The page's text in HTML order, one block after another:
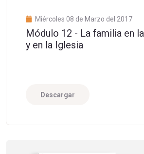
Miércoles 08 de Marzo del 2017
Módulo 12 - La familia en
y en la Iglesia
Descargar